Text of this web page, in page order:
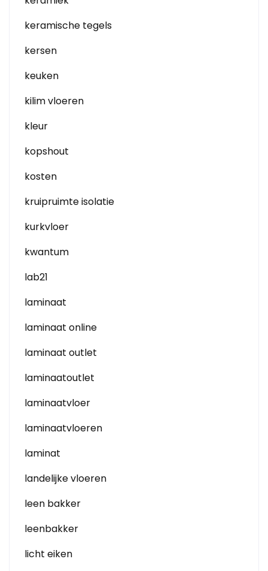
keramische tegels
kersen
keuken
kilim vloeren
kleur
kopshout
kosten
kruipruimte isolatie
kurkvloer
kwantum
lab21
laminaat
laminaat online
laminaat outlet
laminaatoutlet
laminaatvloer
laminaatvloeren
laminat
landelijke vloeren
leen bakker
leenbakker
licht eiken